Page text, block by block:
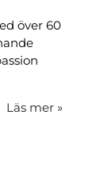
över 60
Läs mer »